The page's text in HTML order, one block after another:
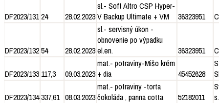
DF2023/13124 28.02.2023
sl.- Soft Altro CSP Hyper-
V Backup Ultimate + VM
36323951
DF2023/13254 28.02.2023
sl.- servisný úkon -
obnovenie po výpadku
el.en.
36323951
DF2023/133 117,3 09.03.2023
mat.- potraviny-Mišo krém
+ dia
45452628
DF2023/134337,61 08.03.2023
mat.- potraviny -torta
čokoláda , panna cotta
52182011